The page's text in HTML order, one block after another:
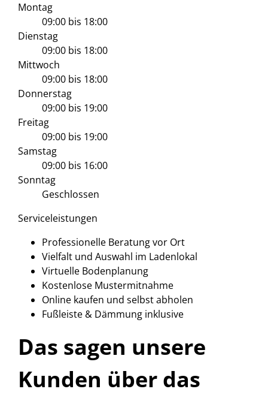
Montag
09:00 bis 18:00
Dienstag
09:00 bis 18:00
Mittwoch
09:00 bis 18:00
Donnerstag
09:00 bis 19:00
Freitag
09:00 bis 19:00
Samstag
09:00 bis 16:00
Sonntag
Geschlossen
Serviceleistungen
Professionelle Beratung vor Ort
Vielfalt und Auswahl im Ladenlokal
Virtuelle Bodenplanung
Kostenlose Mustermitnahme
Online kaufen und selbst abholen
Fußleiste & Dämmung inklusive
Das sagen unsere
Kunden über das